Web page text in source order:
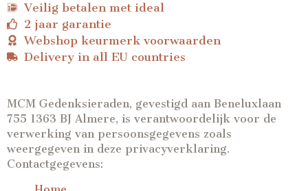
Veilig betalen met ideal
2 jaar garantie
Webshop keurmerk voorwaarden
Delivery in all EU countries
MCM Gedenksieraden, gevestigd aan Beneluxlaan
755 1363 BJ Almere, is verantwoordelijk voor de
verwerking van persoonsgegevens zoals
weergegeven in deze privacyverklaring.
Contactgegevens: